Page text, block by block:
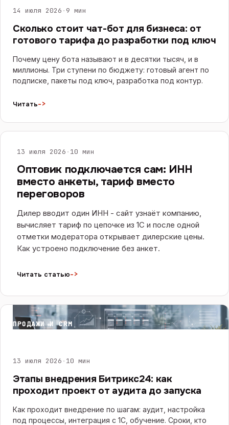
14 июля 2026 · 9 мин
Сколько стоит чат-бот для бизнеса: от
готового тарифа до разработки под ключ
Почему цену бота называют и в десятки тысяч, и в
миллионы. Три ступени по бюджету: готовый агент по
подписке, пакеты под ключ, разработка под контур.
Читать->
САЙТЫ И E-COMMERCE
13 июля 2026 · 10 мин
Оптовик подключается сам: ИНН
вместо анкеты, тариф вместо
переговоров
Дилер вводит один ИНН - сайт узнаёт компанию,
вычисляет тариф по цепочке из 1С и после одной
отметки модератора открывает дилерские цены.
Как устроено подключение без анкет.
Читать статью->
ПРОДАЖИ И CRM
13 июля 2026 · 10 мин
Этапы внедрения Битрикс24: как
проходит проект от аудита до запуска
Как проходит внедрение по шагам: аудит, настройка
под процессы, интеграция с 1С, обучение. Сроки, кто